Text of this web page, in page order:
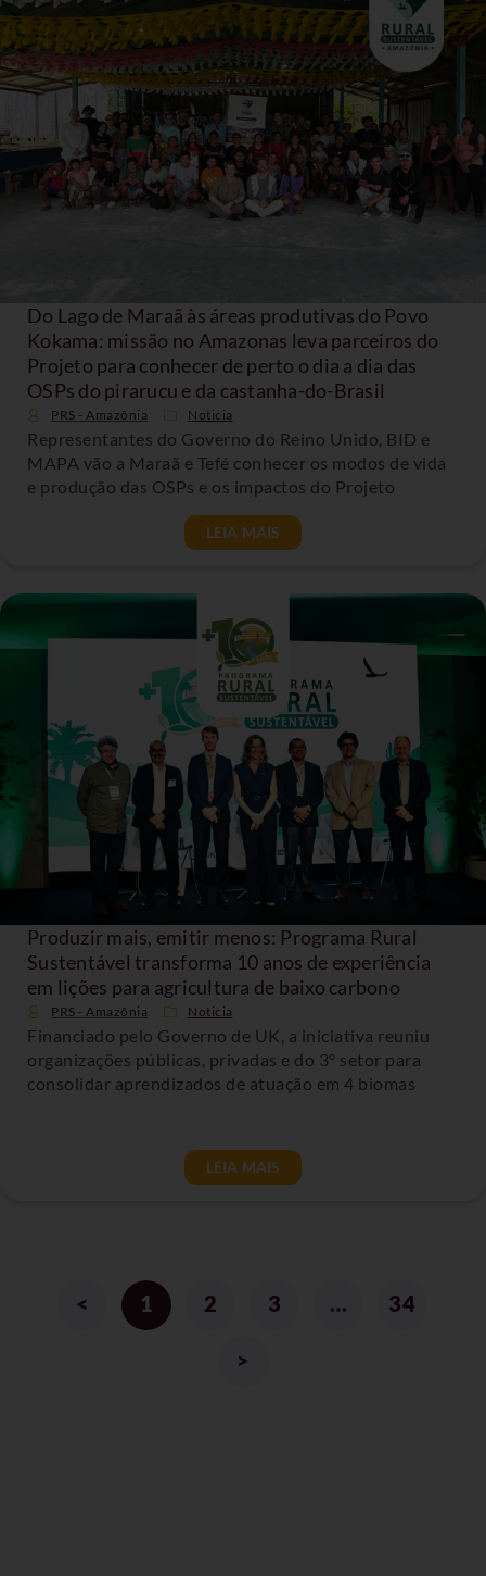
Do Lago de Maraã às áreas produtivas do Povo
Kokama: missão no Amazonas leva parceiros do
Projeto para conhecer de perto o dia a dia das
OSPs do pirarucu e da castanha-do-Brasil
PRS - Amazônia Noticia
Representantes do Governo do Reino Unido, BID e
MAPA vão a Maraã e Tefé conhecer os modos de vida
e produção das OSPs e os impactos do Projeto
LEIA MAIS
Produzir mais, emitir menos: Programa Rural
Sustentável transforma 10 anos de experiência
em lições para agricultura de baixo carbono
PRS - Amazônia Noticia
Financiado pelo Governo de UK, a iniciativa reuniu
organizações públicas, privadas e do 3º setor para
consolidar aprendizados de atuação em 4 biomas
LEIA MAIS
< 1 2 3 … 34
>